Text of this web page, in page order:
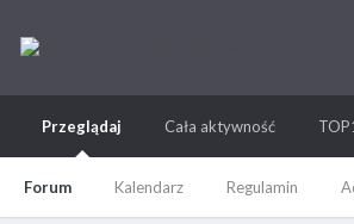
Przeglądaj
Forum Kalendarz Regulamin
Cała aktywność